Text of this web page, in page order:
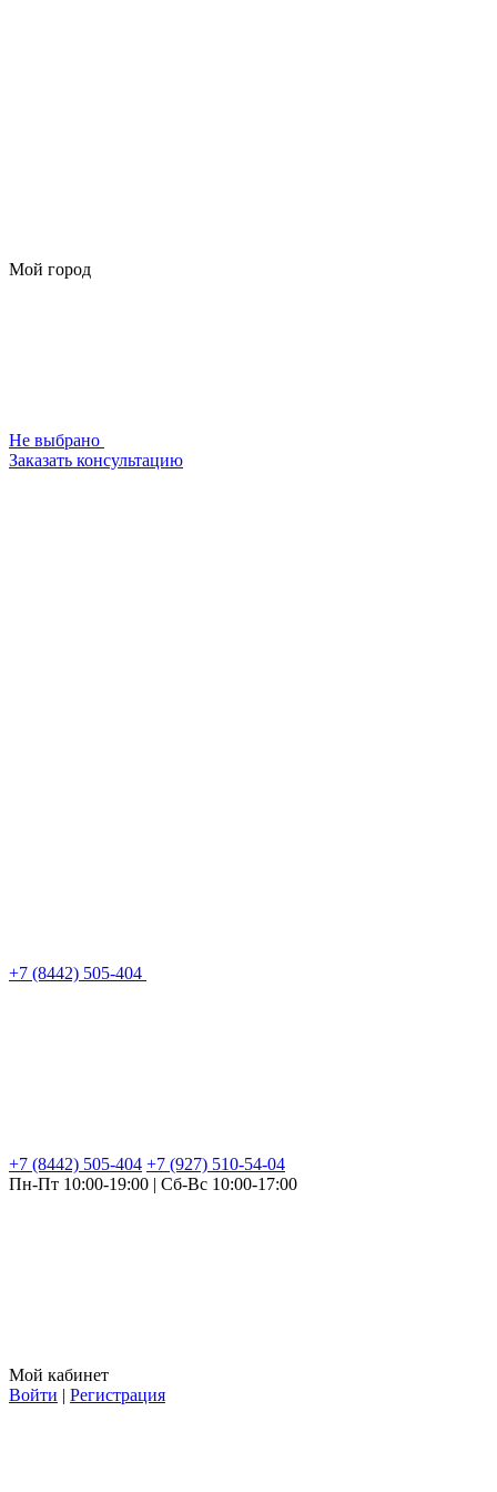
Мой город
Не выбрано
Заказать консультацию
+7 (8442) 505-404
+7 (8442) 505-404 +7 (927) 510-54-04
Пн-Пт 10:00-19:00 | Сб-Вс 10:00-17:00
Мой кабинет
Войти | Регистрация